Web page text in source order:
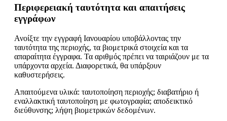
Περιφερειακή ταυτότητα και απαιτήσεις
εγγράφων
Ανοίξτε την εγγραφή Ιανουαρίου υποβάλλοντας την
ταυτότητα της περιοχής, τα βιομετρικά στοιχεία και τα
απαραίτητα έγγραφα. Τα αριθμός πρέπει να ταιριάζουν με τα
υπάρχοντα αρχεία. Διαφορετικά, θα υπάρξουν
καθυστερήσεις.
Απαιτούμενα υλικά: ταυτοποίηση περιοχής; διαβατήριο ή
εναλλακτική ταυτοποίηση με φωτογραφία; αποδεικτικό
διεύθυνσης; λήψη βιομετρικών δεδομένων.